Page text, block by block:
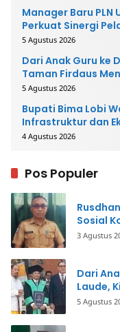
Manager Baru PLN
Perkuat Sinergi
5 Agustus 2026
Dari Anak Guru ke
Taman Firdaus
5 Agustus 2026
Bupati Bima Lobi
Infrastruktur dan
4 Agustus 2026
Pos Populer
Sosial
3 Agustus
Dari
Laude,
5 Agustus